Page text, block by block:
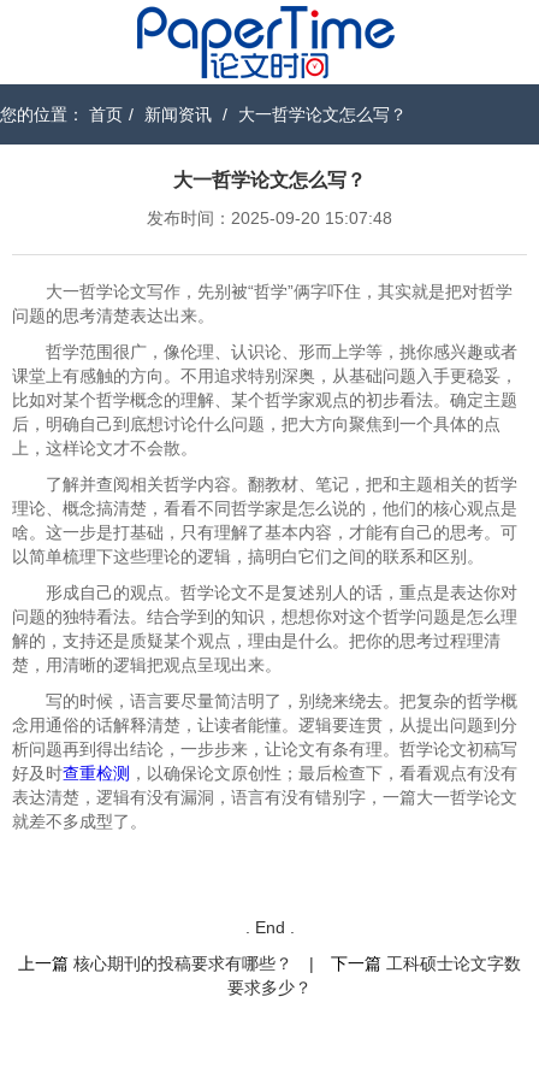
您的位置： 首页 / 新闻资讯 / 大一哲学论文怎么写？
大一哲学论文怎么写？
发布时间：2025-09-20 15:07:48
大一哲学论文写作，先别被“哲学”俩字吓住，其实就是把对哲学
问题的思考清楚表达出来。
哲学范围很广，像伦理、认识论、形而上学等，挑你感兴趣或者
课堂上有感触的方向。不用追求特别深奥，从基础问题入手更稳妥，
比如对某个哲学概念的理解、某个哲学家观点的初步看法。确定主题
后，明确自己到底想讨论什么问题，把大方向聚焦到一个具体的点
上，这样论文才不会散。
了解并查阅相关哲学内容。翻教材、笔记，把和主题相关的哲学
理论、概念搞清楚，看看不同哲学家是怎么说的，他们的核心观点是
啥。这一步是打基础，只有理解了基本内容，才能有自己的思考。可
以简单梳理下这些理论的逻辑，搞明白它们之间的联系和区别。
形成自己的观点。哲学论文不是复述别人的话，重点是表达你对
问题的独特看法。结合学到的知识，想想你对这个哲学问题是怎么理
解的，支持还是质疑某个观点，理由是什么。把你的思考过程理清
楚，用清晰的逻辑把观点呈现出来。
写的时候，语言要尽量简洁明了，别绕来绕去。把复杂的哲学概
念用通俗的话解释清楚，让读者能懂。逻辑要连贯，从提出问题到分
析问题再到得出结论，一步步来，让论文有条有理。 哲学论文初稿写
好及时查重检测 ，以确保论文原创性；最后检查下，看看观点有没有
表达清楚，逻辑有没有漏洞，语言有没有错别字，一篇大一哲学论文
就差不多成型了。
. End .
上一篇 核心期刊的投稿要求有哪些？ | 下一篇 工科硕士论文字数
要求多少？